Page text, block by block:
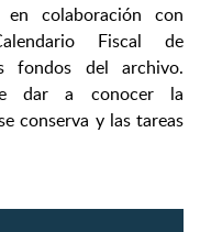
colaboración con
Fiscal de
fondos del archivo.
dar a conocer la
conserva y las tareas